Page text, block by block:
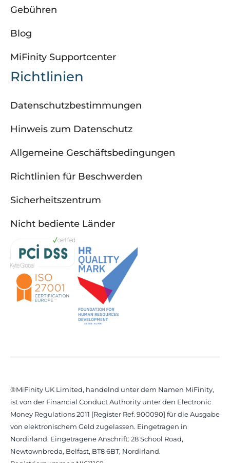
®MiFinity UK Limited, handelnd unter dem Namen MiFinity,
ist von der Financial Conduct Authority unter den Electronic
Money Regulations 2011 [Register Ref. 900090] für die Ausgabe
von elektronischem Geld zugelassen. Eingetragen in
Nordirland. Eingetragene Anschrift: 28 School Road,
Newtownbreda, Belfast, BT8 6BT, Nordirland.
Gebühren
Blog
MiFinity Supportcenter
Richtlinien
Datenschutzbestimmungen
Hinweis zum Datenschutz
Allgemeine Geschäftsbedingungen
Richtlinien für Beschwerden
Sicherheitszentrum
Nicht bediente Länder